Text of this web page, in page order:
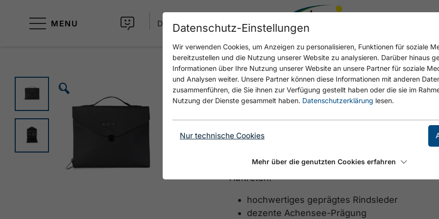
MENU DE
🗵
🗵
🗵
🗵 Schwarzer Leder-
Mit dem Leder-Organizer im Achensee-Design
Die Mappe ist hochwertig, aus Leder
sowie für Visitenkarten. Die weiche Haptik und
Auftreten.
hochwertiges geprägtes Rindsleder
dezente Achensee-Prägung
Datenschutz-Einstellungen
Wir verwenden Cookies, um Anzeigen zu personalisieren, Funktionen für soziale
bereitzustellen und die Nutzung unserer Website zu analysieren. Darüber hinaus
Informationen über Ihre Nutzung unserer Website an unsere Partner für soziale
und Analysen weiter. Unsere Partner können diese Informationen mit anderen
zusammenführen, die Sie ihnen zur Verfügung gestellt haben oder die sie im
Nutzung der Dienste gesammelt haben. Datenschutzerklärung lesen.
Nur technische Cookies
Mehr über die genutzten Cookies erfahren